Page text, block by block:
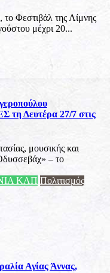
το Φεστιβάλ της Λίμνης
μέχρι 20...
Δευτέρα 27/7 στις
μουσικής και
– το
ΚΛΠ Πολιτισμός
Αγίας Άννας,